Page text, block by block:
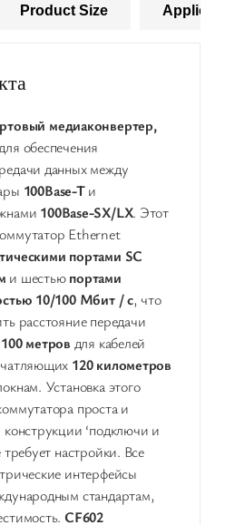
Product Size
медиаконвертер,
обеспечения
данных между
100Base-Tи
100Base-SX/LX. Этот
Ethernet
портами SC
и шестьюпортами
10/100 Мбит / с, что
расстояние передачи
100 метров для кабелей
120 километров
Установка этого
проста и
‘подключи и
требует настройки. Все
интерфейсы
стандартам,
CF602